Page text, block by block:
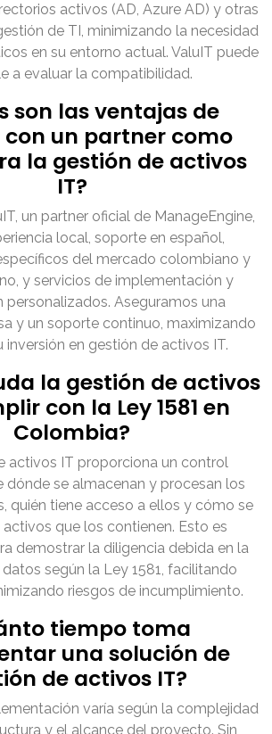
activos (AD, Azure AD) y otras
de TI, minimizando la necesidad
en su entorno actual. ValuIT puede
a evaluar la compatibilidad.
son las ventajas de
un partner como
la gestión de activos
IT?
un partner oficial de ManageEngine,
local, soporte en español,
del mercado colombiano y
y servicios de implementación y
personalizados. Aseguramos una
y un soporte continuo, maximizando
inversión en gestión de activos IT.
la gestión de activos
con la Ley 1581 en
Colombia?
activos IT proporciona un control
dónde se almacenan y procesan los
quién tiene acceso a ellos y cómo se
que los contienen. Esto es
demostrar la diligencia debida en la
según la Ley 1581, facilitando
riesgos de incumplimiento.
tiempo toma
una solución de
de activos IT?
varía según la complejidad
y el alcance del proyecto. Sin